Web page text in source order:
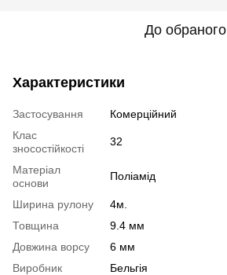
До обраного
Характеристики
Застосування
Комерційний
Клас
зносостійкості
32
Матеріал
основи
Поліамід
Ширина рулону
4м.
Товщина
9.4 мм
Довжина ворсу
6 мм
Виробник
Бельгія